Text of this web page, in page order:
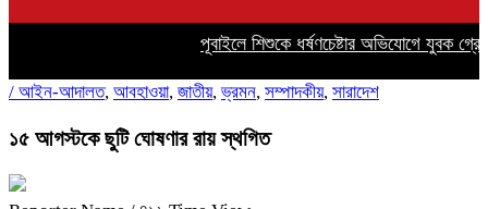
পূবাইলে শিশুকে ধর্ষণচেষ্টার অভিযোগে যুবক
/ আইন-আদালত, আবহাওয়া, জাতীয়,ভ্রমন, সম্পাদকীয়, সারাদেশ
১৫ আগস্টকে ছুটি ঘোষণার রায় স্থগিত